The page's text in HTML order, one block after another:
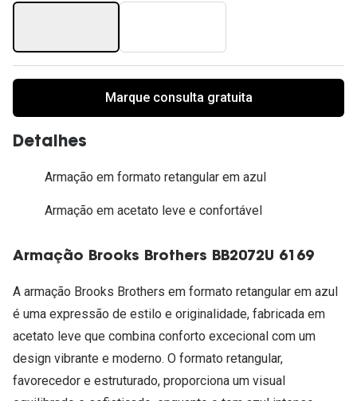
Marque consulta gratuita
Detalhes
Armação em formato retangular em azul
Armação em acetato leve e confortável
Armação Brooks Brothers BB2072U 6169
A armação Brooks Brothers em formato retangular em azul
é uma expressão de estilo e originalidade, fabricada em
acetato leve que combina conforto excecional com um
design vibrante e moderno. O formato retangular,
favorecedor e estruturado, proporciona um visual